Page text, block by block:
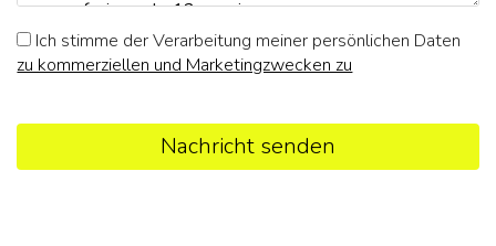
Ich stimme der Verarbeitung meiner persönlichen Daten
zu kommerziellen und Marketingzwecken zu
Nachricht senden